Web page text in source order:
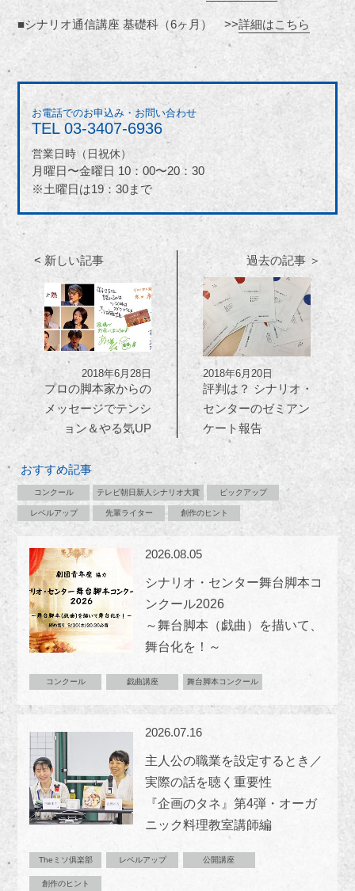
■シナリオ通信講座 基礎科（6ヶ月） >>詳細はこちら
お電話でのお申込み・お問い合わせ
TEL03-3407-6936
営業日時（日祝休）
月曜日〜金曜日 10：00〜20：30
※土曜日は19：30まで
< 新しい記事
2018年6月28日
プロの脚本家からの
メッセージでテンシ
ョン＆やる気UP
過去の記事 ＞
2018年6月20日
評判は？ シナリオ・
センターのゼミアン
ケート報告
おすすめ記事
コンクール テレビ朝日新人シナリオ大賞 ピックアップ
レベルアップ 先輩ライター 創作のヒント
2026.08.05
シナリオ・センター舞台脚本コ
ンクール2026
～舞台脚本（戯曲）を描いて、
舞台化を！～
コンクール 戯曲講座 舞台脚本コンクール
2026.07.16
主人公の職業を設定するとき／
実際の話を聴く重要性
『企画のタネ』第4弾・オーガ
ニック料理教室講師編
Theミソ俱楽部 レベルアップ 公開講座
創作のヒント